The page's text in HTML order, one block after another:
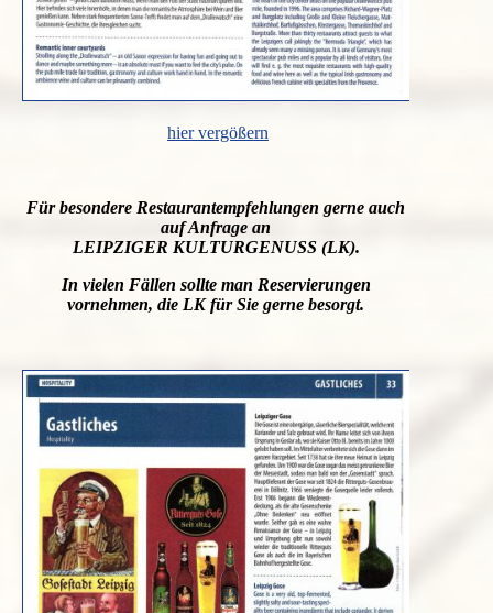
hier vergößern
Für besondere Restaurantempfehlungen gerne auch
auf Anfrage an
LEIPZIGER KULTURGENUSS (LK).
In vielen Fällen sollte man Reservierungen
vornehmen, die LK für Sie gerne besorgt.